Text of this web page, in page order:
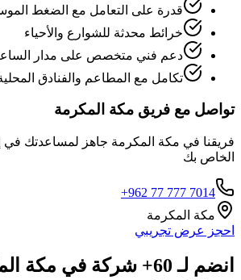
قدرة على التعامل مع الضغط
خرائط محدثة للشوارع والأحياء
دعم فني متخصص على مدار
تكامل مع المطاعم والفنادق
تواصل مع فريق مكة المكرمة
فريقنا في مكة المكرمة جاهز لمساعدتك في
الخاص بك
+962 77 777 7014
مكة المكرمة
احجز عرض تجريبي
انضم لـ 60+ شركة في